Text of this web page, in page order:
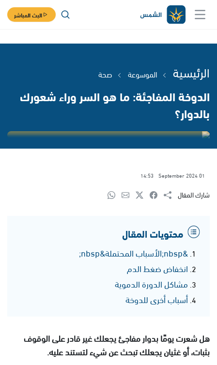
البث المباشر
الرئيسية الموسوعة صحة
الدوخة المفاجئة: ما هو السر وراء شعورك
بالدوار؟
01 September 2024
14:53
شارك المقال
محتويات المقال
&nbsp;الأسباب المحتملة&nbsp;
انخفاض ضغط الدم
مشاكل الدورة الدموية
أسباب أخرى للدوخة
هل شعرت يومًا بدوار مفاجئ يجعلك غير قادر على الوقوف
بثبات، أو غثيان يجعلك تبحث عن شيء لتستند عليه.